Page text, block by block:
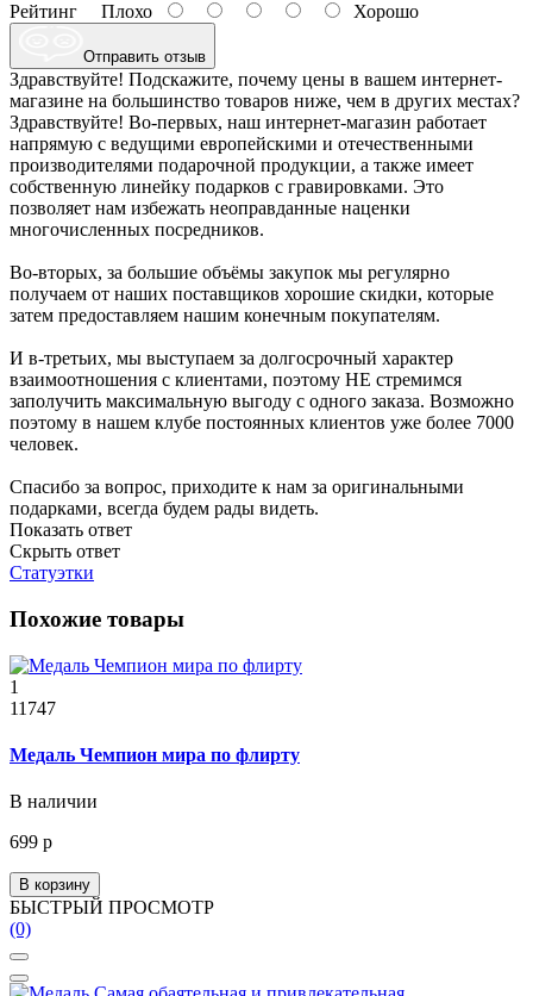
Рейтинг Плохо Хорошо
Отправить отзыв
Здравствуйте! Подскажите, почему цены в вашем интернет-
магазине на большинство товаров ниже, чем в других местах?
Здравствуйте! Во-первых, наш интернет-магазин работает
напрямую с ведущими европейскими и отечественными
производителями подарочной продукции, а также имеет
собственную линейку подарков с гравировками. Это
позволяет нам избежать неоправданные наценки
многочисленных посредников.
Во-вторых, за большие объёмы закупок мы регулярно
получаем от наших поставщиков хорошие скидки, которые
затем предоставляем нашим конечным покупателям.
И в-третьих, мы выступаем за долгосрочный характер
взаимоотношения с клиентами, поэтому НЕ стремимся
заполучить максимальную выгоду с одного заказа. Возможно
поэтому в нашем клубе постоянных клиентов уже более 7000
человек.
Спасибо за вопрос, приходите к нам за оригинальными
подарками, всегда будем рады видеть.
Показать ответ
Скрыть ответ
Статуэтки
Похожие товары
1
11747
Медаль Чемпион мира по флирту
В наличии
699 р
В корзину
БЫСТРЫЙ ПРОСМОТР
(0)